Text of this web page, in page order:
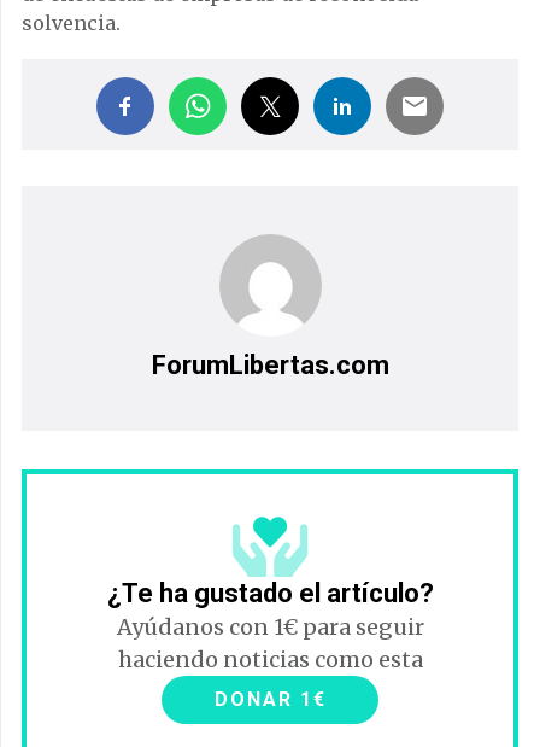
solvencia.
ForumLibertas.com
¿Te ha gustado el artículo?
Ayúdanos con 1€ para seguir
haciendo noticias como esta
DONAR 1€